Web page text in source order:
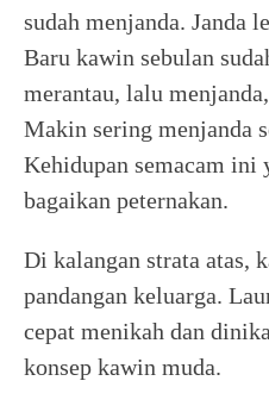
sudah menjanda. Janda
Baru kawin sebulan
merantau, lalu
Makin sering menjanda
Kehidupan semacam ini
bagaikan peternakan.
Di kalangan strata atas,
pandangan keluarga.
cepat menikah dan
konsep kawin muda.